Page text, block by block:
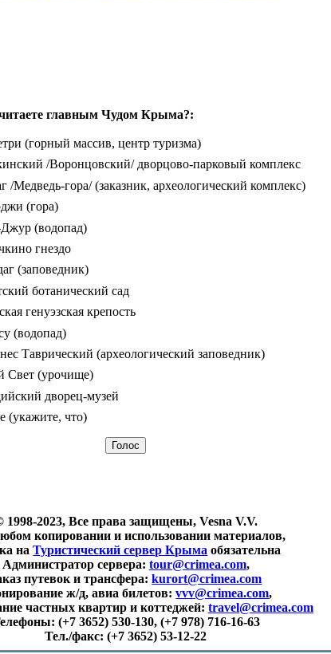
главным Чудом Крыма?:
(горный массив, центр туризма)
/Воронцовский/ дворцово-парковый комплекс
/Медведь-гора/ (заказник, археологический комплекс)
(гора)
(водопад)
гнездо
(заповедник)
ботанический сад
генуэзская крепость
(водопад)
Таврический (археологический заповедник)
Свет (урочище)
дворец-музей
(укажите, что)
1998-2023, Все права защищены, Vesna V.V.
копировании и использовании материалов,
наТуристический сервер Крыма обязательна
Администратор сервера: tour@crimea.com,
путевок и трансфера:kurort@crimea.com
ж/д, авиа билетов:vvv@crimea.com,
частных квартир и коттеджей: travel@crimea.com
(+7 3652) 530-130, (+7 978) 716-16-63
Тел./факс:(+7 3652) 53-12-22